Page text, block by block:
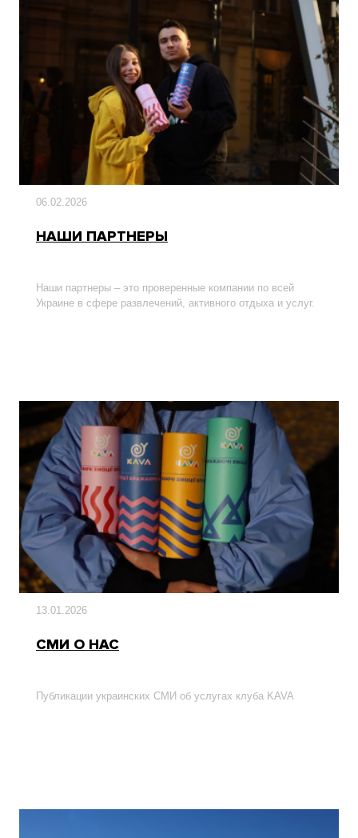
06.02.2026
НАШИ ПАРТНЕРЫ
Наши партнеры – это проверенные компании по всей
Украине в сфере развлечений, активного отдыха и услуг.
13.01.2026
СМИ О НАС
Публикации украинских СМИ об услугах клуба KAVA